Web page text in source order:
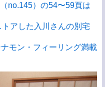
no.145）の54〜59頁は
アした入川さんの別宅
モン・フィーリング満載